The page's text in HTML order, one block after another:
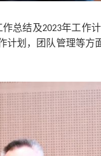
作总结及2023年工作
划，团队管理等方